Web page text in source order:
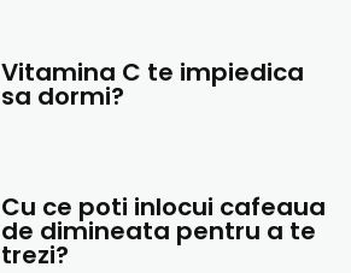
Vitamina C te impiedica
sa dormi?
Cu ce ​​poti inlocui cafeaua
de dimineata pentru a te
trezi?